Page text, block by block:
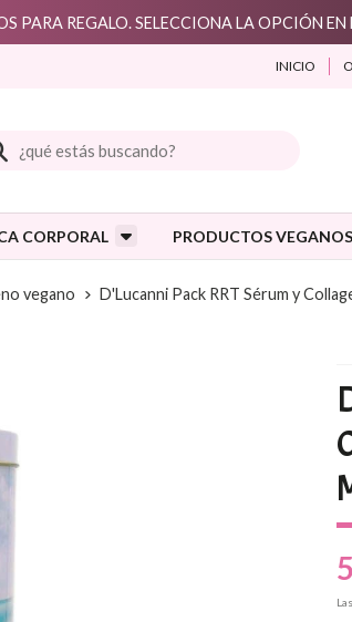
PARA REGALO. SELECCIONA LA OPCIÓN
INICIO
Buscar
CORPORAL PRODUCTOS VEGANOS
vegano D'Lucanni Pack RRT Sérum y